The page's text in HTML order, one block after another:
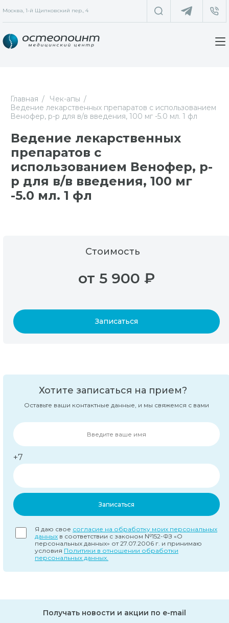
Москва, 1-й Щипковский пер., 4
Главная
Чек-апы
Ведение лекарственных препаратов с использованием
Венофер, р-р для в/в введения, 100 мг -5.0 мл. 1 фл
Ведение лекарственных
препаратов с
использованием Венофер, р-
р для в/в введения, 100 мг
-5.0 мл. 1 фл
Стоимость
от 5 900 ₽
Записаться
Хотите записаться на прием?
Оставьте ваши контактные данные, и мы свяжемся с вами
+7
Записаться
Я даю свое согласие на обработку моих персональных
данных в соответствии с законом №152-ФЗ «О
персональных данных» от 27.07.2006 г. и принимаю
условия Политики в отношении обработки
персональных данных.
Получать новости и акции по e-mail